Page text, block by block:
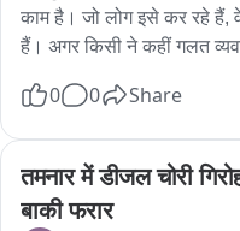
રોજ સાંસ્કૃતિક
નેચર 트ેલનું આયોજન
ક્રાફ્ટ બજાર, આદિવાસી
વરસાદી માહોલ વચ્ચે
તક
काम है। जो लोग इसे कर रहे हैं, वे
हैं। अगर किसी ने कहीं गलत
धर्म और धार्मिक काम को
बढ़ाना चाहिए। जो लोग ऐसे
चाहते हैं। उनके खिलाफ कानूनी
0 0 Share
तमनार में डीजल चोरी
बाकी फरार